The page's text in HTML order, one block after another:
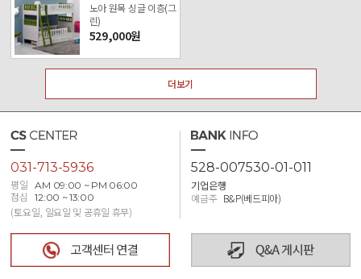
노아 원목 싱글 이층(그
린)
529,000원
더보기
031-713-5936
평일
AM 09:00 ~ PM 06:00
점심
12:00 ~ 13:00
(토요일, 일요일 및 공휴일 휴무)
528-007530-01-011
기업은행
예금주 B&P(베드피아)